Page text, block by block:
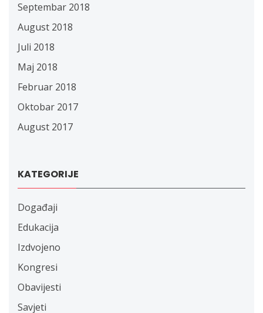
Septembar 2018
August 2018
Juli 2018
Maj 2018
Februar 2018
Oktobar 2017
August 2017
KATEGORIJE
Događaji
Edukacija
Izdvojeno
Kongresi
Obavijesti
Savjeti